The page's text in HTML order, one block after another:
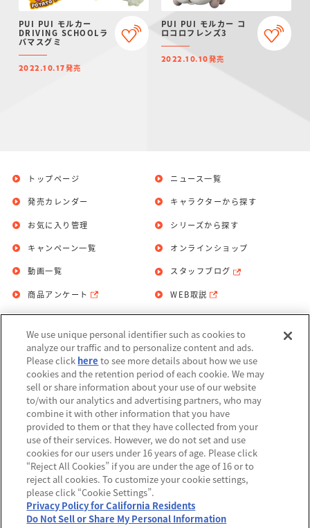
PUI PUI モルカー
DRIVING SCHOOLラ
バマスグミ
2022.10.17発売
PUI PUI モルカー コ
ロコロフレンズ3
2022.10.10発売
トップページ
発売カレンダー
お気に入り管理
ニュース一覧
キャラクターから探す
シリーズから探す
キャンペーン一覧
動画一覧
商品アンケート
オンラインショップ
スタッフブログ
WEB取説
お問い合わせ 個人情報保護方針
利用規約
Do Not Sell or Share My Personal
Information
アレルギー情報
©BANDAI
We use unique personal identifier such as cookies to
analyze our traffic and to personalize content and ads.
Please click here to see more details about how we use
cookies and the retention period of each cookie. We may
sell or share information about your use of our website
to/with our analytics and advertising partners, who may
combine it with other information that you have
provided to them or that they have collected from your
use of their services. However, we do not set and use
cookies for our users under 16 years of age. Please click
“Reject All Cookies” if you are under the age of 16 or to
reject all cookies. To customize your cookie settings,
please click “Cookie Settings”.
Privacy Policy for California Residents
Do Not Sell or Share My Personal Information